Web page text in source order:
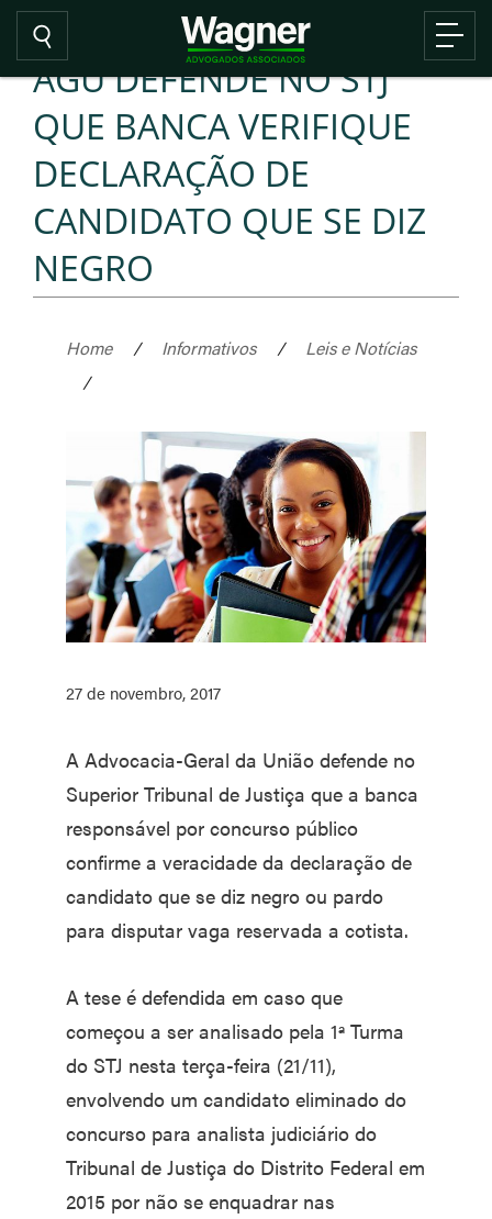
AGU DEFENDE NO STJ
QUE BANCA VERIFIQUE
DECLARAÇÃO DE
CANDIDATO QUE SE DIZ
NEGRO
Home / Informativos /
Leis e Notícias
/
27 de novembro, 2017
A Advocacia-Geral da União defende no
Superior Tribunal de Justiça que a banca
responsável por concurso público
confirme a veracidade da declaração de
candidato que se diz negro ou pardo
para disputar vaga reservada a cotista.
A tese é defendida em caso que
começou a ser analisado pela 1ª Turma
do STJ nesta terça-feira (21/11),
envolvendo um candidato eliminado do
concurso para analista judiciário do
Tribunal de Justiça do Distrito Federal em
2015 por não se enquadrar nas